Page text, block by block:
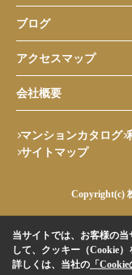
ブログ
アクセスマップ
会社概要
マンションカタログ
サイトマップ
Copyright(c)
当サイトでは、お客様の
して、クッキー（Cookie）
詳しくは、当社の 「